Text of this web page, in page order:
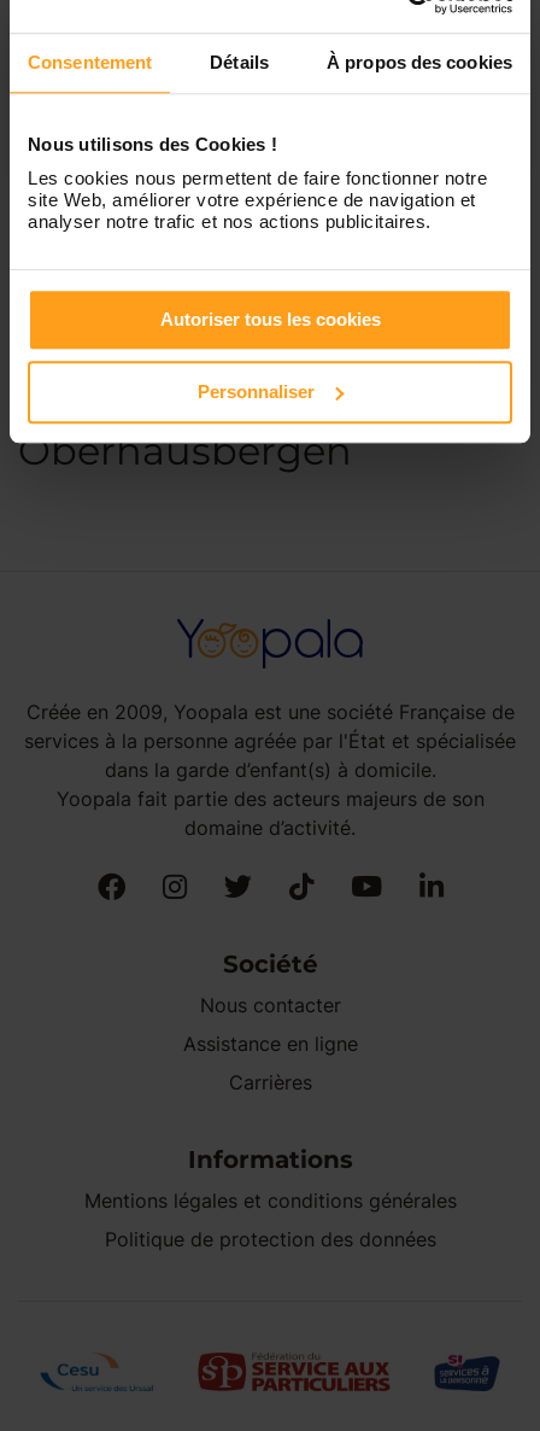
Consentement Détails À propos des cookies
Nous utilisons des Cookies !
Les cookies nous permettent de faire fonctionner notre
site Web, améliorer votre expérience de navigation et
analyser notre trafic et nos actions publicitaires.
Autoriser tous les cookies
Personnaliser
Eckbolsheim Cronenbourg Montagne verte Hautepierre
Poteries Schiltigheim Oberhausbergen Niederhausbergen
Lampertheim Mundolsheim disponible horaire adaptable
préparation repas aide aux devoirs goûters sorties...
Petites annonces de
nounous à
Oberhausbergen
Créée en 2009, Yoopala est une société Française de
services à la personne agréée par l'État et spécialisée
dans la garde d’enfant(s) à domicile.
Yoopala fait partie des acteurs majeurs de son
domaine d’activité.
Société
Nous contacter
Assistance en ligne
Carrières
Informations
Mentions légales et conditions générales
Politique de protection des données